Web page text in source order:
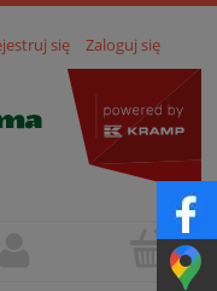
się Zaloguj się